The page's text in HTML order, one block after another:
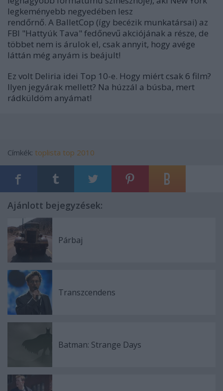
legkeményebb negyedében lesz
rendőrnő. A BalletCop (így becézik munkatársai) az
FBI "Hattyúk Tava" fedőnevű akciójának a része, de
többet nem is árulok el, csak annyit, hogy avége
láttán még anyám is beájult!
Ez volt Deliria idei Top 10-e. Hogy miért csak 6 film?
Ilyen jegyárak mellett? Na húzzál a búsba, mert
rádküldöm anyámat!
Címkék: toplista top 2010
Ajánlott bejegyzések:
Párbaj
Transzcendens
Batman: Strange Days